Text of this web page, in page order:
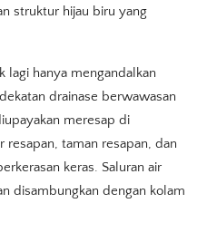
struktur hijau biru yang
lagi hanya mengandalkan
drainase berwawasan
meresap di
taman resapan, dan
keras. Saluran air
disambungkan dengan kolam